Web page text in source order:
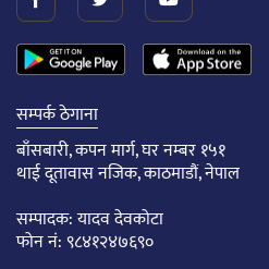
सम्पर्क ठेगाना
बाँसबारी, कपन मार्ग, घर नम्बर १५१
थाई दूतावास नजिक, काठमाडौं, नेपाल
सम्पादक: यादव देवकोटा
फोन नं: ९८४१२४७६९०